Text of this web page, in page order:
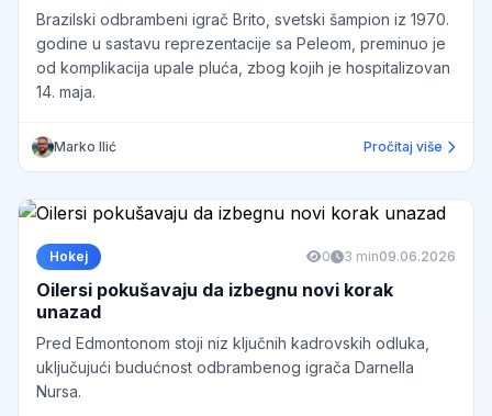
Brazilski odbrambeni igrač Brito, svetski šampion iz 1970.
godine u sastavu reprezentacije sa Peleom, preminuo je
od komplikacija upale pluća, zbog kojih je hospitalizovan
14. maja.
Marko Ilić Pročitaj više
Hokej 0 3 min09.06.2026
Oilersi pokušavaju da izbegnu novi korak
unazad
Pred Edmontonom stoji niz ključnih kadrovskih odluka,
uključujući budućnost odbrambenog igrača Darnella
Nursa.